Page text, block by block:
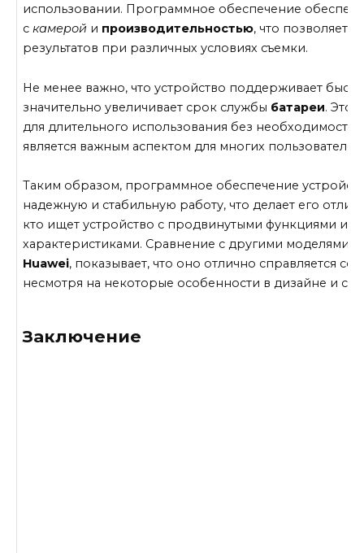
использовании. Программное обеспечение
скамерой и производительностью, что позволяет
результатов при различных условиях съемки.
Не менее важно, что устройство поддерживает
значительно увеличивает срок службы батареи. Это
для длительного использования без необходимости
является важным аспектом для многих
Таким образом, программное обеспечение
надежную и стабильную работу, что делает его
кто ищет устройство с продвинутыми функциями и
характеристиками. Сравнение с другими моделями,
Huawei, показывает, что оно отлично справляется со
несмотря на некоторые особенности в дизайне и
Заключение